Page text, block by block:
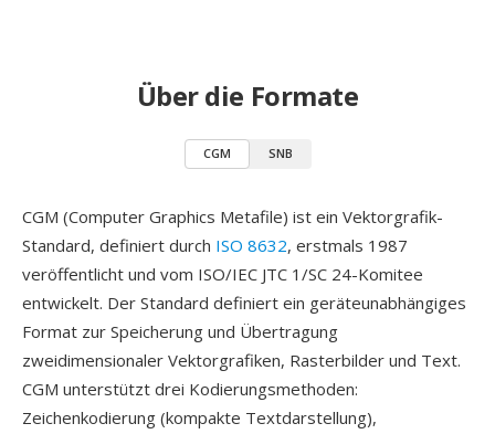
Über die Formate
CGM SNB
CGM (Computer Graphics Metafile) ist ein Vektorgrafik-
Standard, definiert durch ISO 8632, erstmals 1987
veröffentlicht und vom ISO/IEC JTC 1/SC 24-Komitee
entwickelt. Der Standard definiert ein geräteunabhängiges
Format zur Speicherung und Übertragung
zweidimensionaler Vektorgrafiken, Rasterbilder und Text.
CGM unterstützt drei Kodierungsmethoden:
Zeichenkodierung (kompakte Textdarstellung),